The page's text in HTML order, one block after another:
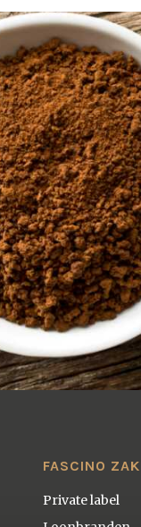
FASCINO
Private label